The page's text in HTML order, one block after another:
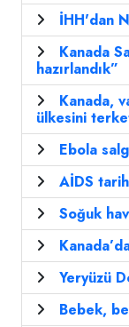
İHH'dan
Kanada
hazırlandık”
Kanada,
ülkesini
Ebola
AİDS
Soğuk
Yeryüzü
Bebek,